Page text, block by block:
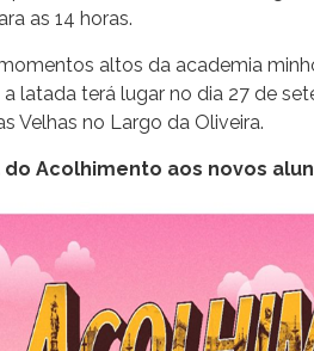
as 14 horas.
altos da academia
a latada terá lugar no dia 27 de
Velhas no Largo da Oliveira.
Acolhimento aos novos